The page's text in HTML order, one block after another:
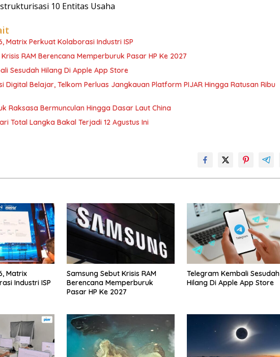
10 Entitas Usaha
Matrix Perkuat Kolaborasi Industri ISP
RAM Berencana Memperburuk Pasar HP Ke 2027
Sesudah Hilang Di Apple App Store
Digital Belajar, Telkom Perluas Jangkauan Platform PIJAR Hingga Ratusan Ribu
Raksasa Bermunculan Hingga Dasar Laut China
Total Langka Bakal Terjadi 12 Agustus Ini
Matrix
Industri ISP
Samsung Sebut Krisis RAM
Berencana Memperburuk
Pasar HP Ke 2027
Telegram Kembali Sesudah
Hilang Di Apple App Store